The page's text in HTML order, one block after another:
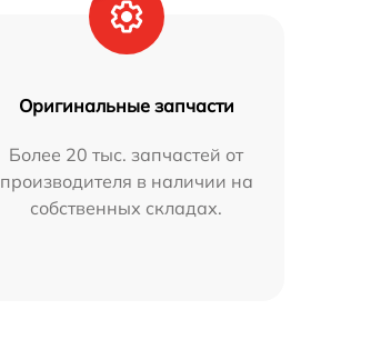
Оригинальные запчасти
Более 20 тыс. запчастей от
производителя в наличии на
собственных складах.